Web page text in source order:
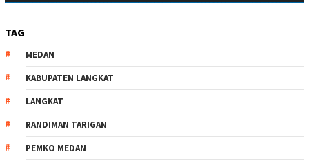
TAG
MEDAN
KABUPATEN LANGKAT
LANGKAT
RANDIMAN TARIGAN
PEMKO MEDAN